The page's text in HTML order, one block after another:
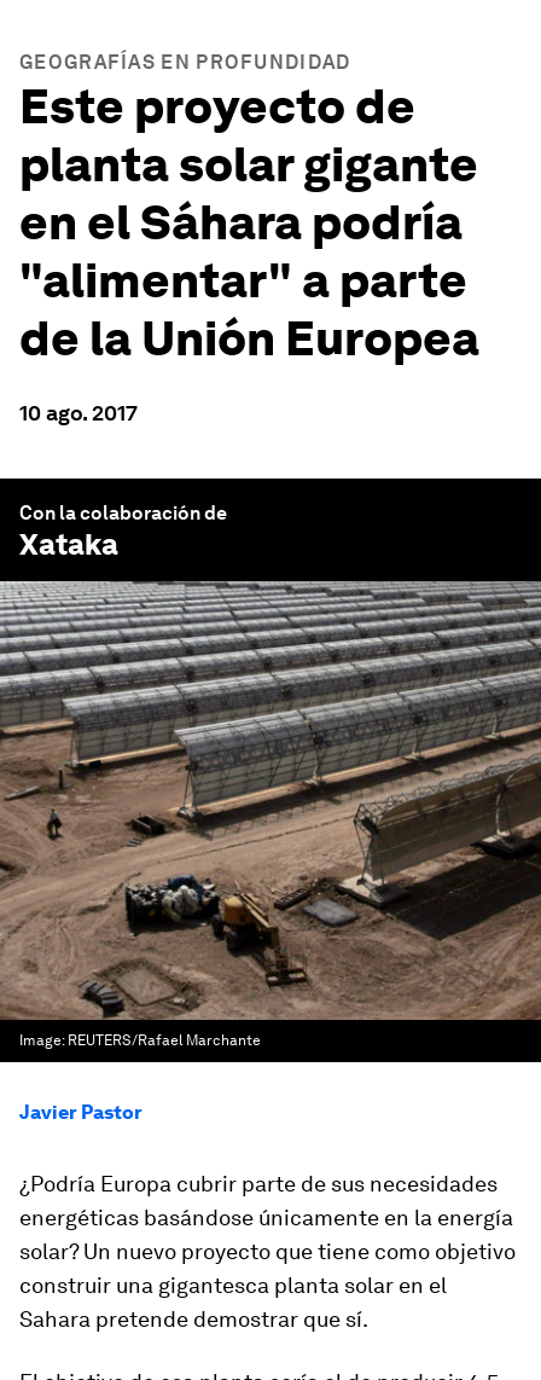
GEOGRAFÍAS EN PROFUNDIDAD
Este proyecto de
planta solar gigante
en el Sáhara podría
"alimentar" a parte
de la Unión Europea
10 ago. 2017
Con la colaboración de
Xataka
Image: REUTERS/Rafael Marchante
Javier Pastor
¿Podría Europa cubrir parte de sus necesidades
energéticas basándose únicamente en la energía
solar? Un nuevo proyecto que tiene como objetivo
construir una gigantesca planta solar en el
Sahara pretende demostrar que sí.